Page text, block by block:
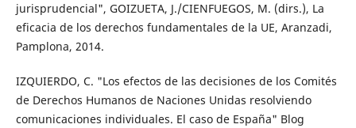
jurisprudencial", GOIZUETA, J./CIENFUEGOS, M. (dirs.), La
eficacia de los derechos fundamentales de la UE, Aranzadi,
Pamplona, 2014.
IZQUIERDO, C. "Los efectos de las decisiones de los Comités
de Derechos Humanos de Naciones Unidas resolviendo
comunicaciones individuales. El caso de España" Blog